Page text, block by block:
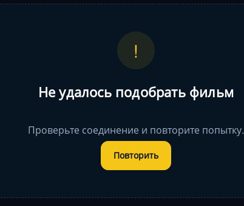
!
Не удалось подобрать фильм
Проверьте соединение и повторите попытку.
Повторить